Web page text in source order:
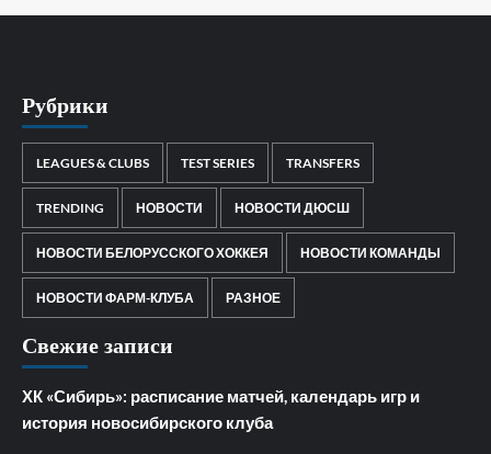
Рубрики
LEAGUES & CLUBS TEST SERIES TRANSFERS
TRENDING НОВОСТИ НОВОСТИ ДЮСШ
НОВОСТИ БЕЛОРУССКОГО ХОККЕЯ НОВОСТИ КОМАНДЫ
НОВОСТИ ФАРМ-КЛУБА РАЗНОЕ
Свежие записи
ХК «Сибирь»: расписание матчей, календарь игр и
история новосибирского клуба